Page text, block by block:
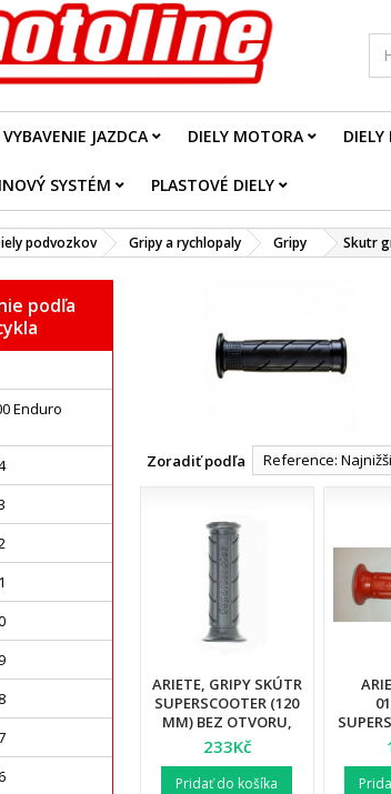
VYBAVENIE JAZDCA DIELY MOTORA
SYSTÉM PLASTOVÉ DIELY
podvozkov Gripy a rychlopaly Gripy Skutr
podľa
Enduro
Zoradiť podľa Reference:
ARIETE, GRIPY SKÚTR
SUPERSCOOTER (120
MM) BEZ OTVORU,
ČERNÁ BARVA (12)
233Kč
Pridať do košíka
MM)